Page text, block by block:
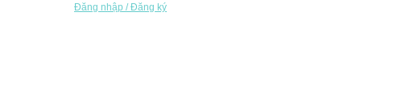
Đăng nhập / Đăng ký